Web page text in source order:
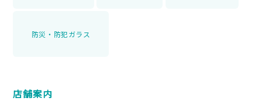
防災・防犯ガラス
店舗案内